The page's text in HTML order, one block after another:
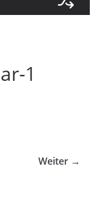
1
Weiter →